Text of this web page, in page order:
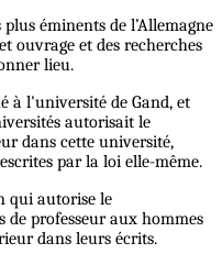
éminents de l’Allemagne
ouvrage et des recherches
lieu.
à l'université de Gand, et
autorisait le
dans cette université,
par la loi elle-même.
qui autorise le
professeur aux hommes
dans leurs écrits.